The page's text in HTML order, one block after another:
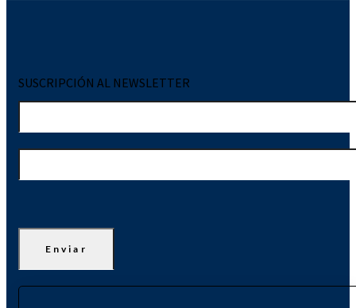
SUSCRIPCIÓN AL NEWSLETTER